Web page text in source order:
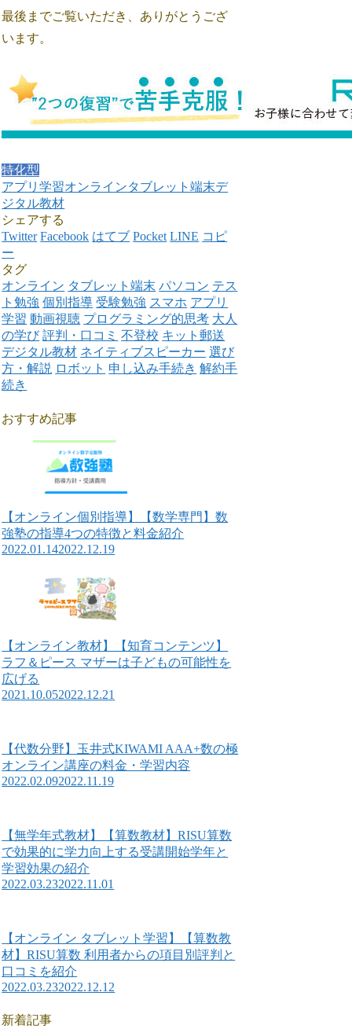
最後までご覧いただき、ありがとうござ
います。
特化型
アプリ学習オンラインタブレット端末デ
ジタル教材
シェアする
Twitter Facebook はてブ Pocket LINE コピ
ー
タグ
オンライン タブレット端末 パソコン テス
ト勉強 個別指導 受験勉強 スマホ アプリ
学習 動画視聴 プログラミング的思考 大人
の学び 評判・口コミ 不登校 キット郵送
デジタル教材 ネイティブスピーカー 選び
方・解説 ロボット 申し込み手続き 解約手
続き
おすすめ記事
【オンライン個別指導】【数学専門】数
強塾の指導4つの特徴と料金紹介
2022.01.142022.12.19
【オンライン教材】【知育コンテンツ】
ラフ＆ピース マザーは子どもの可能性を
広げる
2021.10.052022.12.21
【代数分野】玉井式KIWAMI AAA+数の極
オンライン講座の料金・学習内容
2022.02.092022.11.19
【無学年式教材】【算数教材】RISU算数
で効果的に学力向上する受講開始学年と
学習効果の紹介
2022.03.232022.11.01
【オンライン タブレット学習】【算数教
材】RISU算数 利用者からの項目別評判と
口コミを紹介
2022.03.232022.12.12
新着記事